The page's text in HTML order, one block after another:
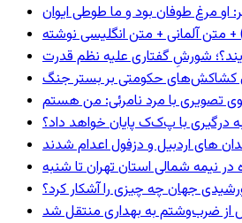
او مرغ طوفان بود و ما طوطی ایوان
متن آلمانی + متن انگلیسی نوشته
شورشِ گفتاری علیه نظم قدرت
کشاکش‌های حکومتی بر بستر جنگ
درگیری با پ‌ک‌ک پایان خواهد داد؟
های اردبیل و دزفول اعدام شدند
در نیمه شمالی استان تهران تا شنبه
جهان چه چیزی را آشکار کرد؟
از ضرب‌وشتم به بهداری منتقل شد